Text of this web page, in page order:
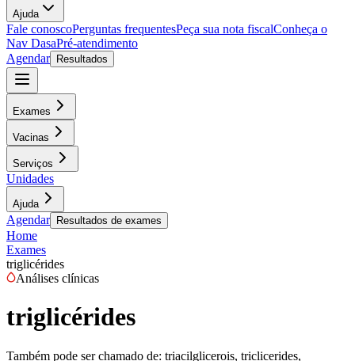
Ajuda
Fale conoscoPerguntas frequentesPeça sua nota fiscalConheça o
Nav DasaPré-atendimento
Agendar
Resultados
Exames
Vacinas
Serviços
Unidades
Ajuda
Agendar Resultados de exames
Home
Exames
triglicérides
Análises clínicas
triglicérides
Também pode ser chamado de: triacilglicerois, triclicerides,